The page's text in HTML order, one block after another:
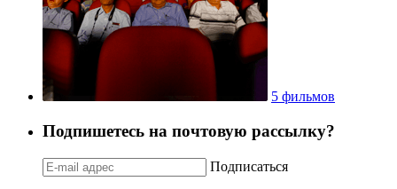
5 фильмов
Подпишетесь на почтовую рассылку?
Подписаться